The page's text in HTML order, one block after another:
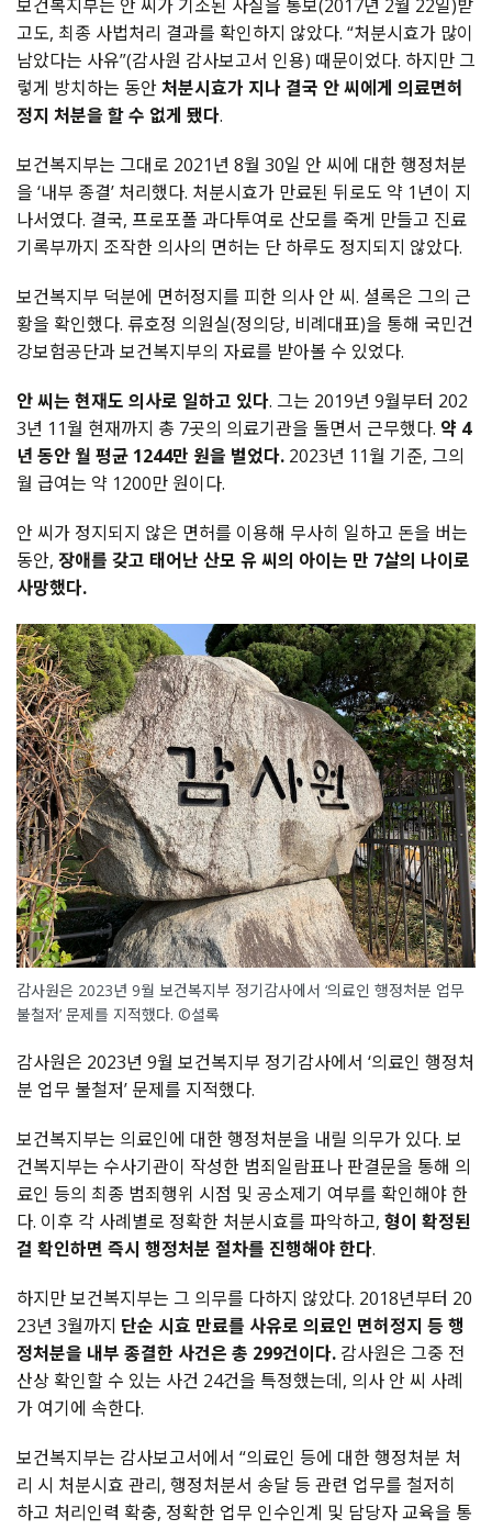
보건복지부는 안 씨가 기소된 사실을 통보(2017년 2월 22일)받
고도, 최종 사법처리 결과를 확인하지 않았다. “처분시효가 많이
남았다는 사유”(감사원 감사보고서 인용) 때문이었다. 하지만 그
렇게 방치하는 동안처분시효가 지나 결국 안 씨에게 의료면허
정지 처분을 할 수 없게 됐다.
보건복지부는 그대로 2021년 8월 30일 안 씨에 대한 행정처분
을 ‘내부 종결’ 처리했다. 처분시효가 만료된 뒤로도 약 1년이 지
나서였다. 결국, 프로포폴 과다투여로 산모를 죽게 만들고 진료
기록부까지 조작한 의사의 면허는 단 하루도 정지되지 않았다.
보건복지부 덕분에 면허정지를 피한 의사 안 씨. 셜록은 그의 근
황을 확인했다. 류호정 의원실(정의당, 비례대표)을 통해 국민건
강보험공단과 보건복지부의 자료를 받아볼 수 있었다.
안 씨는 현재도 의사로 일하고 있다. 그는 2019년 9월부터 202
3년 11월 현재까지 총 7곳의 의료기관을 돌면서 근무했다. 약 4
년 동안 월 평균 1244만 원을 벌었다. 2023년 11월 기준, 그의
월 급여는 약 1200만 원이다.
안 씨가 정지되지 않은 면허를 이용해 무사히 일하고 돈을 버는
동안, 장애를 갖고 태어난 산모 유 씨의 아이는 만 7살의 나이로
사망했다.
감사원은 2023년 9월 보건복지부 정기감사에서 ‘의료인 행정처분 업무
불철저’ 문제를 지적했다. ©셜록
감사원은 2023년 9월 보건복지부 정기감사에서 ‘의료인 행정처
분 업무 불철저’ 문제를 지적했다.
보건복지부는 의료인에 대한 행정처분을 내릴 의무가 있다. 보
건복지부는 수사기관이 작성한 범죄일람표나 판결문을 통해 의
료인 등의 최종 범죄행위 시점 및 공소제기 여부를 확인해야 한
다. 이후 각 사례별로 정확한 처분시효를 파악하고, 형이 확정된
걸 확인하면 즉시 행정처분 절차를 진행해야 한다.
하지만 보건복지부는 그 의무를 다하지 않았다. 2018년부터 20
23년 3월까지 단순 시효 만료를 사유로 의료인 면허정지 등 행
정처분을 내부 종결한 사건은 총 299건이다. 감사원은 그중 전
산상 확인할 수 있는 사건 24건을 특정했는데, 의사 안 씨 사례
가 여기에 속한다.
보건복지부는 감사보고서에서 “의료인 등에 대한 행정처분 처
리 시 처분시효 관리, 행정처분서 송달 등 관련 업무를 철저히
하고 처리인력 확충, 정확한 업무 인수인계 및 담당자 교육을 통